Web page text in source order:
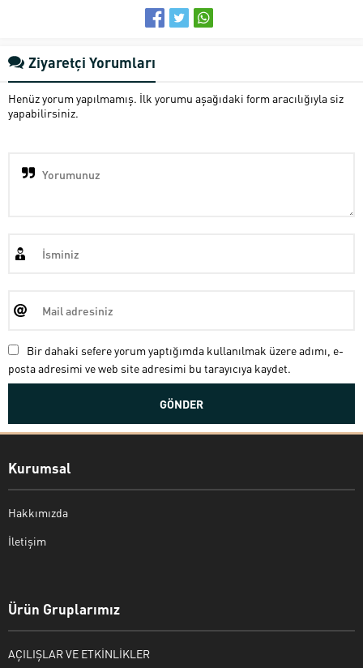
Ziyaretçi Yorumları
Henüz yorum yapılmamış. İlk yorumu aşağıdaki form aracılığıyla siz
yapabilirsiniz.
Bir dahaki sefere yorum yaptığımda kullanılmak üzere adımı, e-
posta adresimi ve web site adresimi bu tarayıcıya kaydet.
Kurumsal
Hakkımızda
İletişim
Ürün Gruplarımız
AÇILIŞLAR VE ETKİNLİKLER